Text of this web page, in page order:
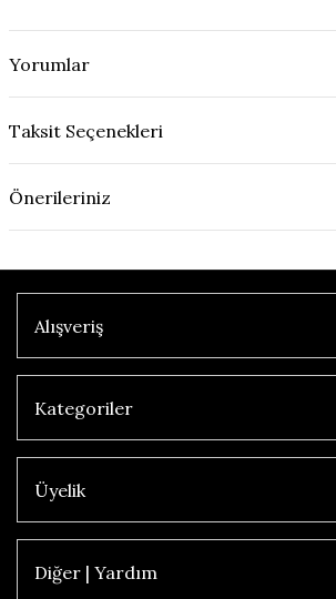
Yorumlar
Taksit Seçenekleri
Önerileriniz
Alışveriş
Kategoriler
Üyelik
Diğer | Yardım